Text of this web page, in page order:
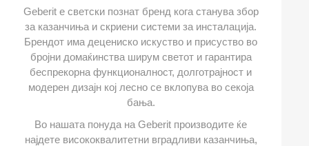
Geberit е светски познат бренд кога станува збор
за казанчиња и скриени системи за инсталација.
Брендот има децениско искуство и присуство во
бројни домаќинства ширум светот и гарантира
беспрекорна функционалност, долготрајност и
модерен дизајн кој лесно се вклопува во секоја
бања.
Во нашата понуда на Geberit производите ќе
најдете висококвалитетни вградливи казанчиња,